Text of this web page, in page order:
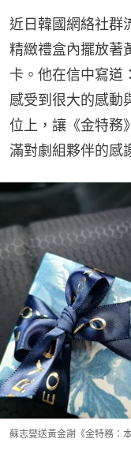
近日韓國網絡社群
精緻禮盒內擺放著
卡。他在信中寫道
感受到很大的感動
位上，讓《金特務
滿對劇組夥伴的感
蘇志燮送黃金謝《金特務：